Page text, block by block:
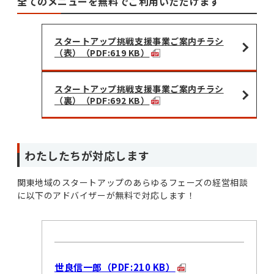
スタートアップ挑戦支援事業ご案内チラシ
（表）（PDF:619 KB）
スタートアップ挑戦支援事業ご案内チラシ
（裏）（PDF:692 KB）
わたしたちが対応します
関東地域のスタートアップのあらゆるフェーズの経営相談
に以下のアドバイザーが無料で対応します！
世良信一郎（PDF:210 KB）